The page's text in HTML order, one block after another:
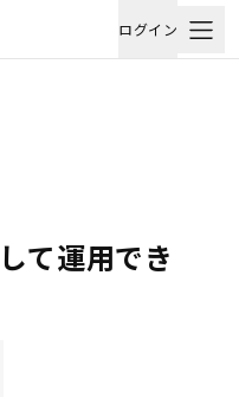
ログイン
て運用でき